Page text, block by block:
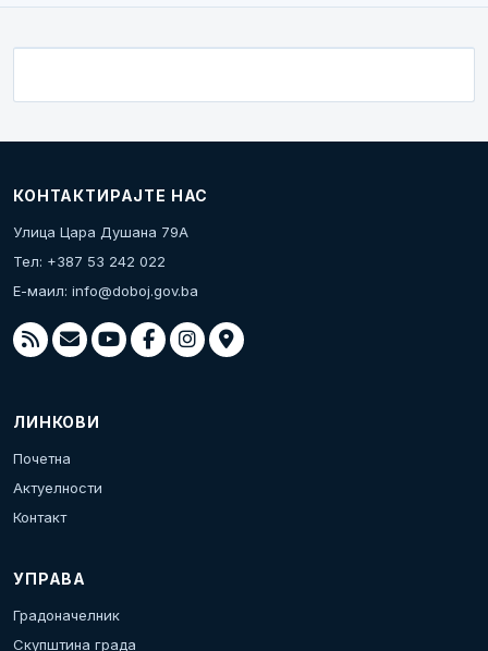
КОНТАКТИРАЈТЕ НАС
Улица Цара Душана 79А
Тел: +387 53 242 022
Е-маил: info@doboj.gov.ba
ЛИНКОВИ
Почетна
Актуелности
Контакт
УПРАВА
Градоначелник
Скупштина града